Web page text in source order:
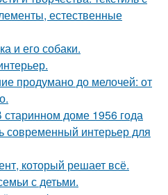
естественные
и его собаки.
продумано до мелочей: от
старинном доме 1956 года
современный интерьер для
который решает всё.
с детьми.